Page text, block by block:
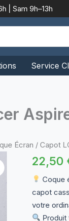
| Sam 9h–13h
Service
Écran / Capot
22,50
Coque
capot
votre